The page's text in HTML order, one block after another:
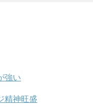
強い
精神旺盛